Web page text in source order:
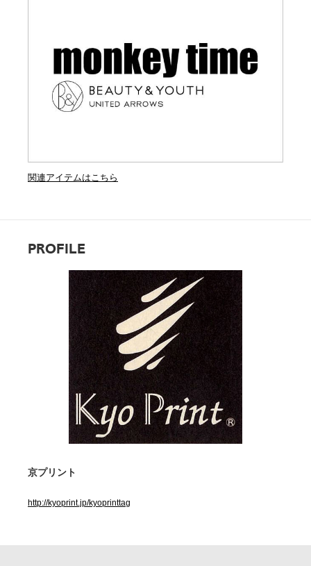
関連アイテムはこちら
PROFILE
京プリント
http://kyoprint.jp/kyoprinttag